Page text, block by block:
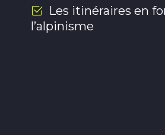
Les itinéraires en
l’alpinisme